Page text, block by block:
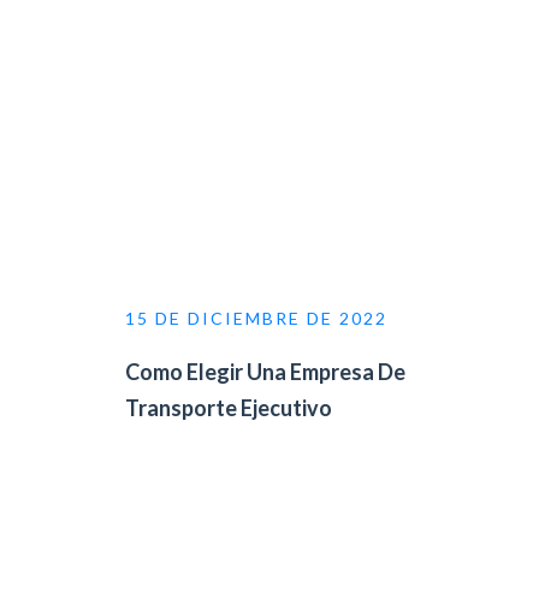
15 DE DICIEMBRE DE 2022
Como Elegir Una Empresa De
Transporte Ejecutivo